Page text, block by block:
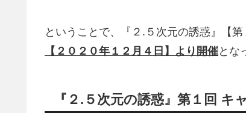
ということで、『２.５次元の誘惑』【
【２０２０年１２月４日】より開催とな
『２.５次元の誘惑』第１回